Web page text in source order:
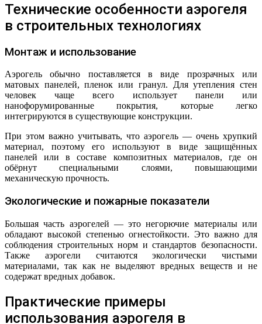
Технические особенности аэрогеля
в строительных технологиях
Монтаж и использование
Аэрогель обычно поставляется в виде прозрачных или
матовых панелей, пленок или гранул. Для утепления стен
человек чаще всего использует панели или
нанофорумированные покрытия, которые легко
интегрируются в существующие конструкции.
При этом важно учитывать, что аэрогель — очень хрупкий
материал, поэтому его используют в виде защищённых
панелей или в составе композитных материалов, где он
обёрнут специальными слоями, повышающими
механическую прочность.
Экологические и пожарные показатели
Большая часть аэрогелей — это негорючие материалы или
обладают высокой степенью огнестойкости. Это важно для
соблюдения строительных норм и стандартов безопасности.
Также аэрогели считаются экологически чистыми
материалами, так как не выделяют вредных веществ и не
содержат вредных добавок.
Практические примеры
использования аэрогеля в